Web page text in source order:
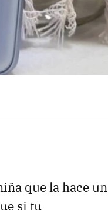
que la hace un
si tu